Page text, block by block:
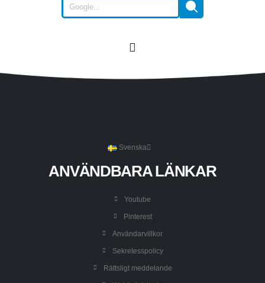
Svenska
ANVÄNDBARA LÄNKAR
Youtube
Pinterest
Användarvillkor
Sekretesspolicy
Rättsligt meddelande